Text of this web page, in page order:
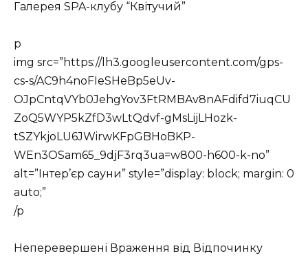
Галерея SPA-клубу “Квітучий”
p
img src=”https://lh3.googleusercontent.com/gps-
cs-s/AC9h4noFIeSHeBp5eUv-
OJpCntqVYb0JehgYov3FtRMBAv8nAFdifd7iuqCU
ZoQ5WYP5kZfD3wLtQdvf-gMsLijLHozk-
tSZYkjoLU6JWirwKFpGBHoBKP-
WEn3OSam65_9djF3rq3ua=w800-h600-k-no”
alt=”Інтер’єр сауни” style=”display: block; margin: 0
auto;”
/p
Неперевершені Враження від Відпочинку